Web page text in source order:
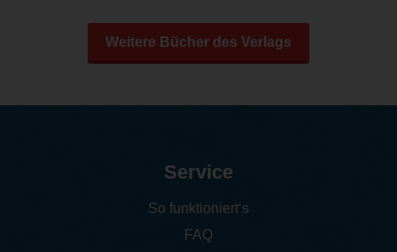
Weitere Bücher des Verlags
Service
So funktioniert‘s
FAQ